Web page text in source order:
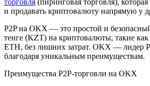
торговля (пиринговая торговля),
и продавать криптовалюту напрямую у
P2P на OKX — это простой и
тенге (KZT) на криптовалюты, такие
ETH, без лишних затрат. OKX — лидер
благодаря уникальным преимуществам.
Преимущества P2P-торговли на OKX